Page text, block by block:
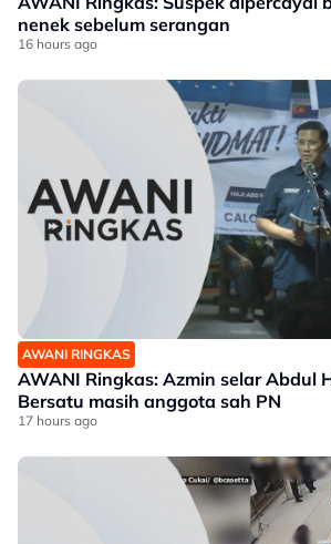
nenek sebelum serangan
16 hours ago
AWANI RINGKAS
AWANI Ringkas: Azmin selar Abdul
Bersatu masih anggota sah PN
17 hours ago